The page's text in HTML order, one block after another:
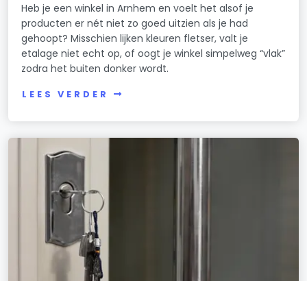
Heb je een winkel in Arnhem en voelt het alsof je
producten er nét niet zo goed uitzien als je had
gehoopt? Misschien lijken kleuren fletser, valt je
etalage niet echt op, of oogt je winkel simpelweg “vlak”
zodra het buiten donker wordt.
LEES VERDER